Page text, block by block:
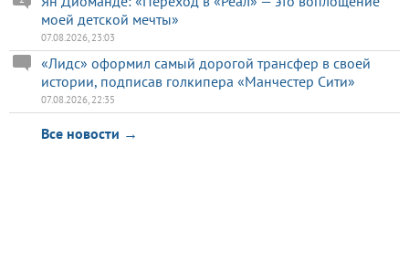
моей детской мечты»
07.08.2026, 23:03
«Лидс» оформил самый дорогой трансфер в своей
истории, подписав голкипера «Манчестер Сити»
07.08.2026, 22:35
Все новости →